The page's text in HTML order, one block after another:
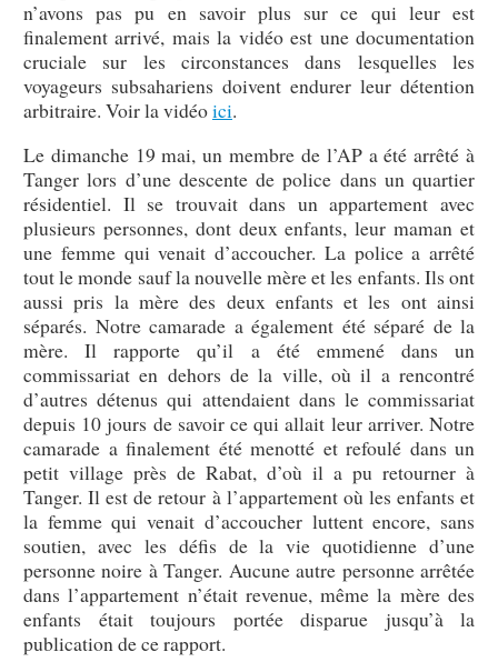
n’avons pas pu en savoir plus sur ce qui leur est
finalement arrivé, mais la vidéo est une documentation
cruciale sur les circonstances dans lesquelles les
voyageurs subsahariens doivent endurer leur détention
arbitraire. Voir la vidéoici.
Le dimanche 19 mai, un membre de l’AP a été arrêté à
Tanger lors d’une descente de police dans un quartier
résidentiel. Il se trouvait dans un appartement avec
plusieurs personnes, dont deux enfants, leur maman et
une femme qui venait d’accoucher. La police a arrêté
tout le monde sauf la nouvelle mère et les enfants. Ils ont
aussi pris la mère des deux enfants et les ont ainsi
séparés. Notre camarade a également été séparé de la
mère. Il rapporte qu’il a été emmené dans un
commissariat en dehors de la ville, où il a rencontré
d’autres détenus qui attendaient dans le commissariat
depuis 10 jours de savoir ce qui allait leur arriver. Notre
camarade a finalement été menotté et refoulé dans un
petit village près de Rabat, d’où il a pu retourner à
Tanger. Il est de retour à l’appartement où les enfants et
la femme qui venait d’accoucher luttent encore, sans
soutien, avec les défis de la vie quotidienne d’une
personne noire à Tanger. Aucune autre personne arrêtée
dans l’appartement n’était revenue, même la mère des
enfants était toujours portée disparue jusqu’à la
publication de ce rapport.